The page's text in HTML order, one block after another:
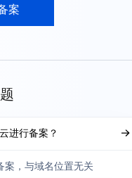
案
进行备案？
案，与域名位置无关